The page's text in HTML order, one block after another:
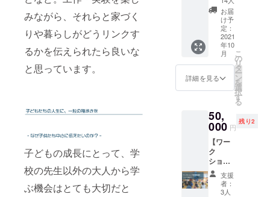
みながら、それらと家づく
りや暮らしがどうリンクす
るかを伝えられたら良いな
と思っています。
子どもの成長にとって、学
校の先生以外の大人から学
ぶ機会はとても大切だと
びくだ
さい。
・ご参
加条件
は、既
にご購
さった
チケッ
りま
す。 ・
オンラ
イン版
をご購
入くだ
さった
方 → も
8名を想
定して
いま
す。 ・
対象年
齢：5
才〜小
学6年生
1キット
・開催
期間：
2021年
7月〜12
月 ・6
月中に
開催に
関する
詳細を
可能な
テーマ
は、[太
陽の動
きを知
る]の1
テーマ
のみと
間：
2021年
月 ・6
月中に
開催に
関する
詳細を
メール
ワーク
ショッ
プの要
点、事
前準備
の状
況、お
礼の言
葉を動
エンド
ロール
にご支
援者の
お名前
を入れ
てお届
けいた
しま
お届
け予
定：
2021
年10
月
詳細を見る
こ
の
リ
タ
ー
ン
を
選
択
す
る
50,
000 円
残り2
【ワー
ク
ショッ
プ個別
開催
券】 主
支援
者：
3人